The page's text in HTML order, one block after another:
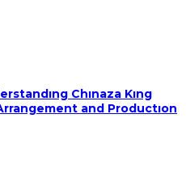
Chınaza Kıng
and Productıon